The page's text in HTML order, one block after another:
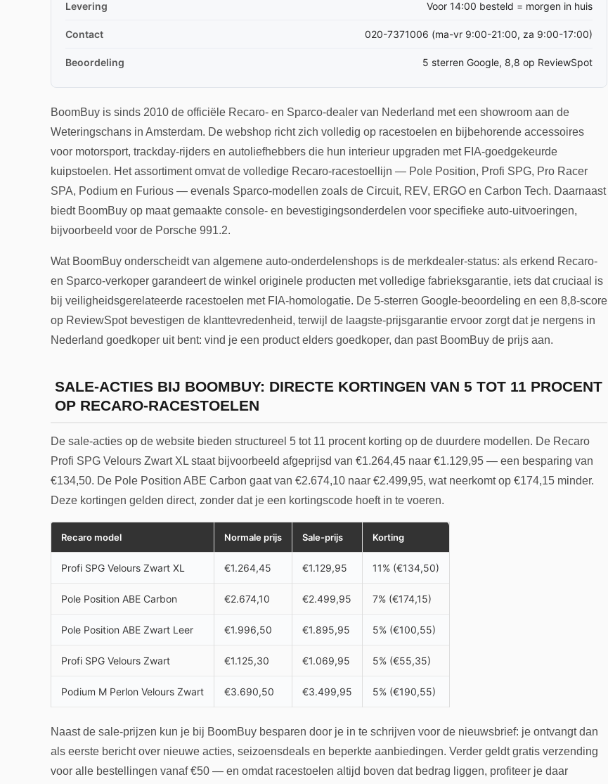
Levering Voor 14:00 besteld = morgen in huis
Contact 020-7371006 (ma-vr 9:00-21:00, za 9:00-17:00)
Beoordeling 5 sterren Google, 8,8 op ReviewSpot
BoomBuy is sinds 2010 de officiële Recaro- en Sparco-dealer van Nederland met een showroom aan de
Weteringschans in Amsterdam. De webshop richt zich volledig op racestoelen en bijbehorende accessoires
voor motorsport, trackday-rijders en autoliefhebbers die hun interieur upgraden met FIA-goedgekeurde
kuipstoelen. Het assortiment omvat de volledige Recaro-racestoellijn — Pole Position, Profi SPG, Pro Racer
SPA, Podium en Furious — evenals Sparco-modellen zoals de Circuit, REV, ERGO en Carbon Tech. Daarnaast
biedt BoomBuy op maat gemaakte console- en bevestigingsonderdelen voor specifieke auto-uitvoeringen,
bijvoorbeeld voor de Porsche 991.2.
Wat BoomBuy onderscheidt van algemene auto-onderdelenshops is de merkdealer-status: als erkend Recaro-
en Sparco-verkoper garandeert de winkel originele producten met volledige fabrieksgarantie, iets dat cruciaal is
bij veiligheidsgerelateerde racestoelen met FIA-homologatie. De 5-sterren Google-beoordeling en een 8,8-score
op ReviewSpot bevestigen de klanttevredenheid, terwijl de laagste-prijsgarantie ervoor zorgt dat je nergens in
Nederland goedkoper uit bent: vind je een product elders goedkoper, dan past BoomBuy de prijs aan.
SALE-ACTIES BIJ BOOMBUY: DIRECTE KORTINGEN VAN 5 TOT 11 PROCENT
OP RECARO-RACESTOELEN
De sale-acties op de website bieden structureel 5 tot 11 procent korting op de duurdere modellen. De Recaro
Profi SPG Velours Zwart XL staat bijvoorbeeld afgeprijsd van €1.264,45 naar €1.129,95 — een besparing van
€134,50. De Pole Position ABE Carbon gaat van €2.674,10 naar €2.499,95, wat neerkomt op €174,15 minder.
Deze kortingen gelden direct, zonder dat je een kortingscode hoeft in te voeren.
Recaro model Normale prijs Sale-prijs Korting
Profi SPG Velours Zwart XL €1.264,45 €1.129,95 11% (€134,50)
Pole Position ABE Carbon €2.674,10 €2.499,95 7% (€174,15)
Pole Position ABE Zwart Leer €1.996,50 €1.895,95 5% (€100,55)
Profi SPG Velours Zwart €1.125,30 €1.069,95 5% (€55,35)
Podium M Perlon Velours Zwart €3.690,50 €3.499,95 5% (€190,55)
Naast de sale-prijzen kun je bij BoomBuy besparen door je in te schrijven voor de nieuwsbrief: je ontvangt dan
als eerste bericht over nieuwe acties, seizoensdeals en beperkte aanbiedingen. Verder geldt gratis verzending
voor alle bestellingen vanaf €50 — en omdat racestoelen altijd boven dat bedrag liggen, profiteer je daar